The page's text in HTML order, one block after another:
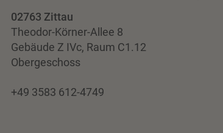
02763 Zittau
Theodor-Körner-Allee 8
Gebäude Z IVc, Raum C1.12
Obergeschoss
+49 3583 612-4749